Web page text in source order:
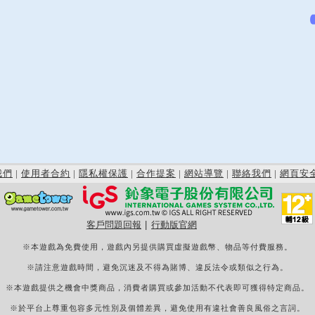
們 | 使用者合約 | 隱私權保護 | 合作提案 | 網站導覽 | 聯絡我們 | 網頁安
客戶問題回報 行動版官網
※本遊戲為免費使用，遊戲內另提供購買虛擬遊戲幣、物品等付費服務。
※請注意遊戲時間，避免沉迷及不得為賭博、違反法令或類似之行為。
※本遊戲提供之機會中獎商品，消費者購買或參加活動不代表即可獲得特定商品。
※於平台上尊重包容多元性別及個體差異，避免使用有違社會善良風俗之言詞。